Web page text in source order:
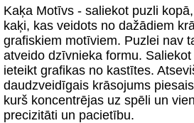
Kaķa Motīvs - saliekot puzli
kaķi, kas veidots no dažādiem
grafiskiem motīviem. Puzlei nav
atveido dzīvnieka formu.
ieteikt grafikas no kastītes.
daudzveidīgais krāsojums
kurš koncentrējas uz spēli un
precizitāti un pacietību.